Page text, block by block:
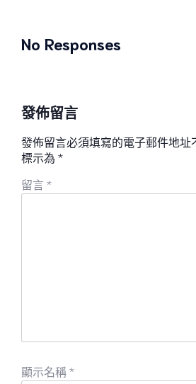
No Responses
發佈留言
發佈留言必須填寫的電子郵件地址
標示為 *
留言 *
顯示名稱 *